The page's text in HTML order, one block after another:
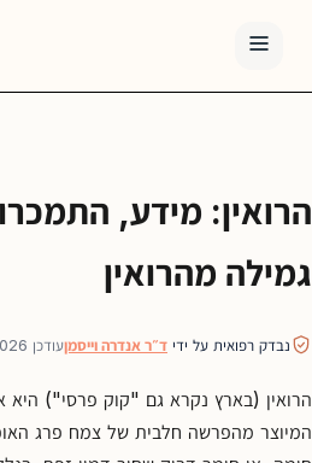
ה-
גמילה
ואופיאטים
למה
ANR
הרואין: מידע,
גמילה מהרואין
נבדק רפואית על ידי ד״ר אנדרה וייסמןעודכן 28.7.2026
הרואין (בארץ נקרא גם "קוק פרסי")
המיוצר מהפרשה חלבית של צמח פרג